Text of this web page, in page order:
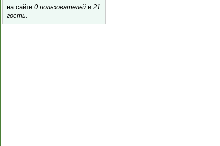
на сайте 0 пользователей и 21
гость.